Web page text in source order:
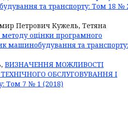
та транспорту: Том 18 №
Петрович Кужель, Тетяна
оцінки програмного
машинобудування та транспорту:
ВИЗНАЧЕННЯ МОЖЛИВОСТІ
ОБСЛУГОВУВАННЯ І
Том 7 № 1 (2018)